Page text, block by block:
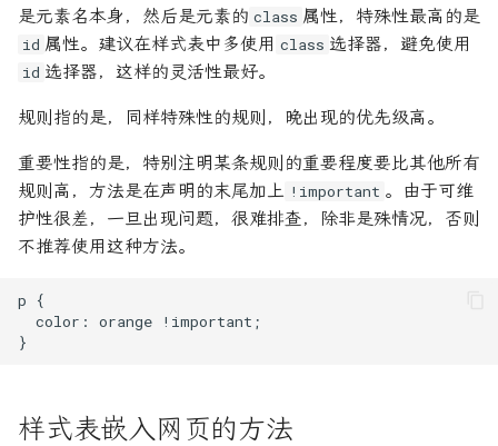
是元素名本身，然后是元素的 class 属性，特殊性最高的是
id 属性。建议在样式表中多使用 class 选择器，避免使用
id 选择器，这样的灵活性最好。
规则指的是，同样特殊性的规则，晚出现的优先级高。
重要性指的是，特别注明某条规则的重要程度要比其他所有
规则高，方法是在声明的末尾加上 !important 。由于可维
护性很差，一旦出现问题，很难排查，除非是殊情况，否则
不推荐使用这种方法。
样式表嵌入网页的方法